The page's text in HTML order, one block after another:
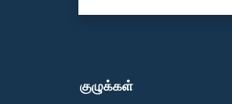
குழுக்கள்